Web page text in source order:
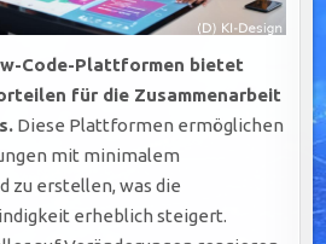
Code-Plattformen bietet
für die Zusammenarbeit
Diese Plattformen ermöglichen
mit minimalem
zu erstellen, was die
erheblich steigert.